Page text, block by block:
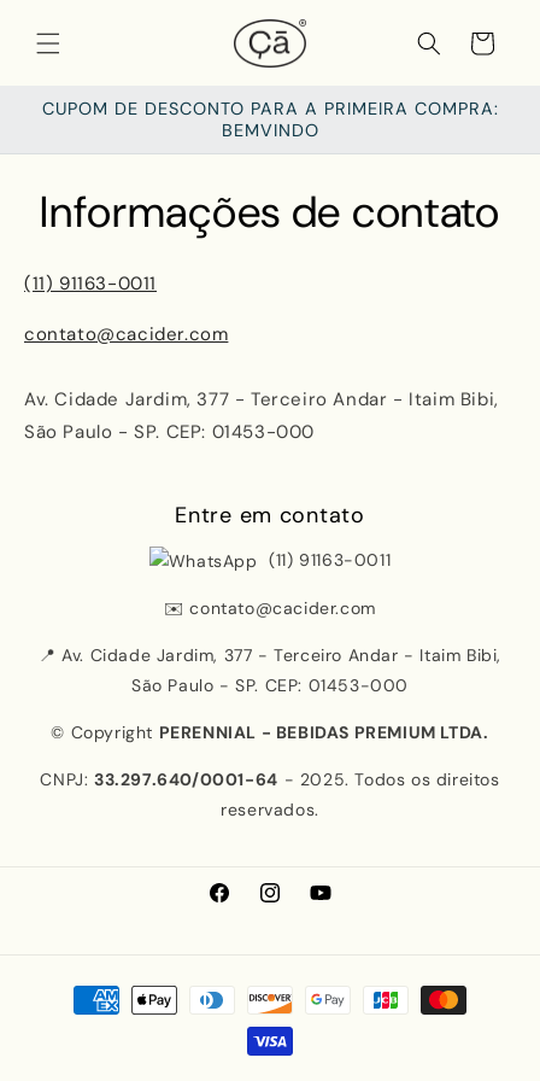
para o
conteúdo
Carrinho
CUPOM DE DESCONTO PARA A PRIMEIRA COMPRA:
BEMVINDO
Informações de contato
(11) 91163-0011
contato@cacider.com
Av. Cidade Jardim, 377 - Terceiro Andar - Itaim Bibi,
São Paulo - SP. CEP: 01453-000
Entre em contato
(11) 91163-0011
✉️contato@cacider.com
📍 Av. Cidade Jardim, 377 - Terceiro Andar - Itaim Bibi,
São Paulo - SP. CEP: 01453-000
© Copyright PERENNIAL - BEBIDAS PREMIUM LTDA.
CNPJ:33.297.640/0001-64 - 2025. Todos os direitos
reservados.
FacebookInstagramYouTube
Formas